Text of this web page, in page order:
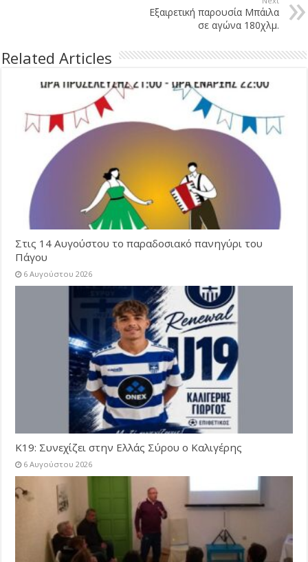
Εξαιρετική παρουσία Μπάιλα
σε αγώνα 180χλμ.
Related Articles
Στις 14 Αυγούστου το παραδοσιακό πανηγύρι του
Πάγου
6 Αυγούστου 2026
Κ19: Συνεχίζει στην Ελλάς Σύρου ο Καλιγέρης
6 Αυγούστου 2026